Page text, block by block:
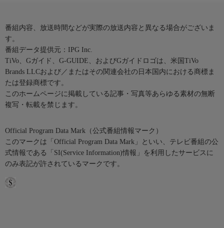
番組内容、放送時間などが実際の放送内容と異なる場合がございま
す。
番組データ提供元：IPG Inc.
TiVo、Gガイド、G-GUIDE、およびGガイドロゴは、米国TiVo
Brands LLCおよび／またはその関連会社の日本国内における商標ま
たは登録商標です。
このホームページに掲載している記事・写真等あらゆる素材の無断
複写・転載を禁じます。
Official Program Data Mark（公式番組情報マーク）
このマークは「Official Program Data Mark」といい、テレビ番組の公
式情報である「SI(Service Information)情報」を利用したサービスに
のみ表記が許されているマークです。